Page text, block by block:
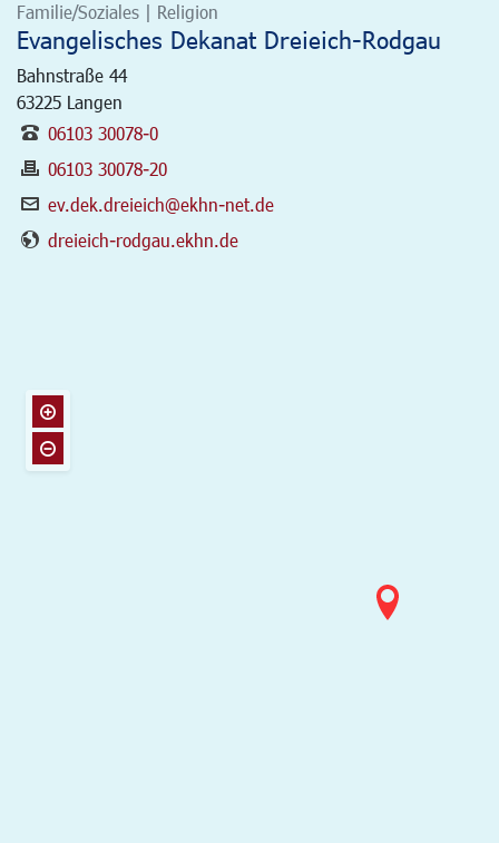
Familie/Soziales | Religion
Evangelisches Dekanat Dreieich-Rodgau
Bahnstraße 44
63225 Langen
06103 30078-0
06103 30078-20
ev.dek.dreieich@ekhn-net.de
dreieich-rodgau.ekhn.de